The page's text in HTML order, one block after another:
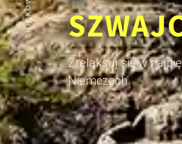
Zrelaksuj się w
Niemczech.
ZNIŻKOWY